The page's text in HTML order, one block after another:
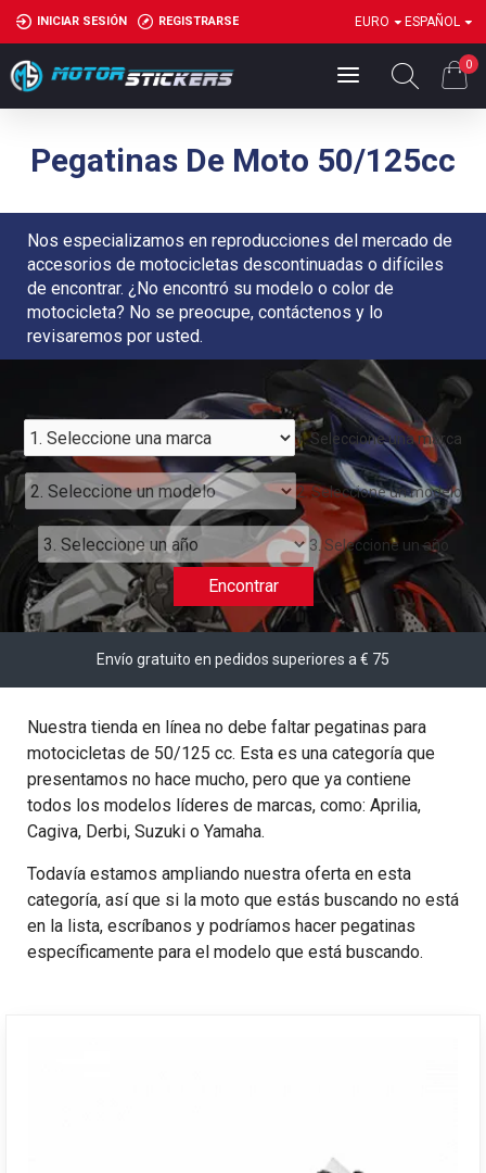
INICIAR SESIÓN REGISTRARSE EURO ESPAÑOL
0
Pegatinas De Moto 50/125cc
Nos especializamos en reproducciones del mercado de
accesorios de motocicletas descontinuadas o difíciles
de encontrar. ¿No encontró su modelo o color de
motocicleta? No se preocupe, contáctenos y lo
revisaremos por usted.
1. Seleccione una marca
2. Seleccione un modelo
3. Seleccione un año
Encontrar
Envío gratuito en pedidos superiores a € 75
Nuestra tienda en línea no debe faltar pegatinas para
motocicletas de 50/125 cc. Esta es una categoría que
presentamos no hace mucho, pero que ya contiene
todos los modelos líderes de marcas, como: Aprilia,
Cagiva, Derbi, Suzuki o Yamaha.
Todavía estamos ampliando nuestra oferta en esta
categoría, así que si la moto que estás buscando no está
en la lista, escríbanos y podríamos hacer pegatinas
específicamente para el modelo que está buscando.